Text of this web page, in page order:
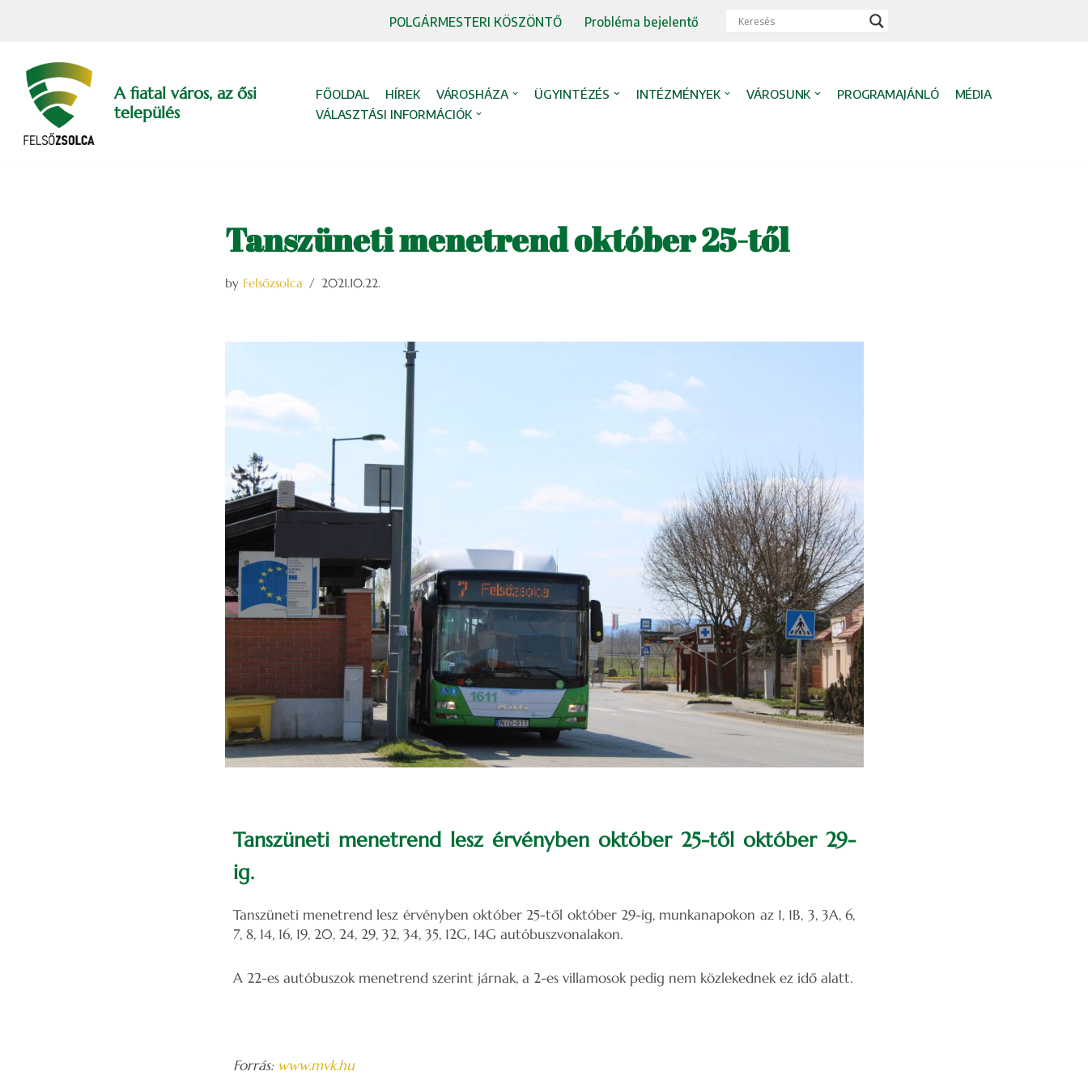
content
POLGÁRMESTERI KÖSZÖNTŐ Probléma bejelentő
A fiatal város, az ősi
település
FŐOLDAL HÍREK VÁROSHÁZA ÜGYINTÉZÉS INTÉZMÉNYEK VÁROSUNK PROGRAMAJÁNLÓ
MÉDIA
VÁLASZTÁSI INFORMÁCIÓK
Tanszüneti menetrend október 25-től
by Felsőzsolca 2021.10.22.
Tanszüneti menetrend lesz érvényben október 25-től október 29-
ig.
Tanszüneti menetrend lesz érvényben október 25-től október 29-ig, munkanapokon az 1, 1B, 3, 3A, 6,
7, 8, 14, 16, 19, 20, 24, 29, 32, 34, 35, 12G, 14G autóbuszvonalakon.
A 22-es autóbuszok menetrend szerint járnak, a 2-es villamosok pedig nem közlekednek ez idő alatt.
Forrás: www.mvk.hu